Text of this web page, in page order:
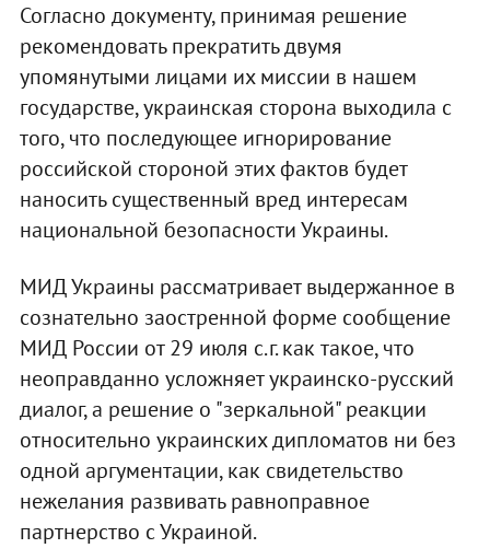
Согласно документу, принимая решение
рекомендовать прекратить двумя
упомянутыми лицами их миссии в нашем
государстве, украинская сторона выходила с
того, что последующее игнорирование
российской стороной этих фактов будет
наносить существенный вред интересам
национальной безопасности Украины.
МИД Украины рассматривает выдержанное в
сознательно заостренной форме сообщение
МИД России от 29 июля с.г. как такое, что
неоправданно усложняет украинско-русский
диалог, а решение о "зеркальной" реакции
относительно украинских дипломатов ни без
одной аргументации, как свидетельство
нежелания развивать равноправное
партнерство с Украиной.